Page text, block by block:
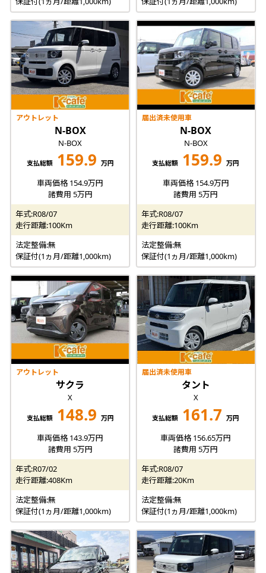
アウトレット
N-BOX
N-BOX
支払総額 159.9 万円
車両価格 154.9万円
諸費用 5万円
年式:R08/07
走行距離:100Km
法定整備:無
保証付(1ヵ月/距離1,000km)
届出済未使用車
N-BOX
N-BOX
支払総額 159.9 万円
車両価格 154.9万円
諸費用 5万円
年式:R08/07
走行距離:100Km
法定整備:無
保証付(1ヵ月/距離1,000km)
アウトレット
サクラ
X
支払総額 148.9 万円
車両価格 143.9万円
諸費用 5万円
年式:R07/02
走行距離:408Km
法定整備:無
保証付(1ヵ月/距離1,000km)
届出済未使用車
タント
X
支払総額 161.7 万円
車両価格 156.65万円
諸費用 5万円
年式:R08/07
走行距離:20Km
法定整備:無
保証付(1ヵ月/距離1,000km)